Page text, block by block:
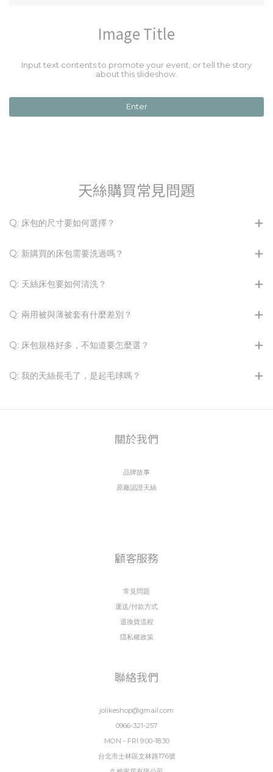
Image Title
Input text contents to promote your event, or tell the story
about this slideshow.
Enter
天絲購買常見問題
Q: 床包的尺寸要如何選擇？
Q: 新購買的床包需要洗過嗎？
Q: 天絲床包要如何清洗？
Q: 兩用被與薄被套有什麼差別？
Q: 床包規格好多，不知道要怎麼選？
Q: 我的天絲長毛了，是起毛球嗎？
關於我們
品牌故事
原廠認證天絲
顧客服務
常見問題
運送/付款方式
退換貨流程
隱私權政策
聯絡我們
jolikeshop@gmail.com
0966-321-257
MON - FRI 9:00-18:30
台北市士林區文林路176號